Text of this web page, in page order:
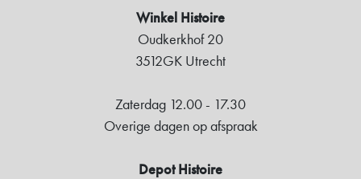
Winkel Histoire
Oudkerkhof 20
3512GK Utrecht
Zaterdag 12.00 - 17.30
Overige dagen op afspraak
Depot Histoire